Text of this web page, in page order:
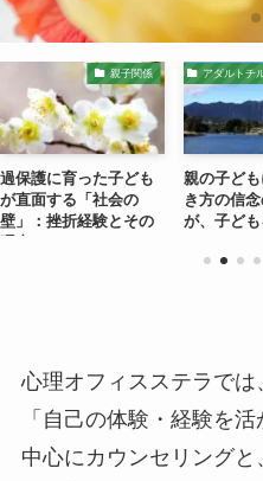
親子関係
過保護に育った子ども
が直面する「社会の
壁」：挫折経験とその
アダルトチ
親の子ど
き方の信
が、子ど
心理オフィスステラで
「自己の体験・経験を
中心にカウンセリング